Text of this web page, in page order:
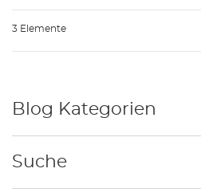
3 Elemente
Blog Kategorien
Suche